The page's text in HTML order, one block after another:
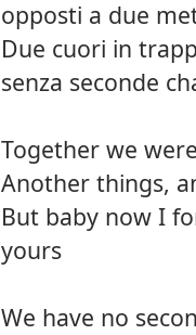
opposti a due
Due cuori in
senza seconde
Together we
Another things,
But baby now I
yours
We have no